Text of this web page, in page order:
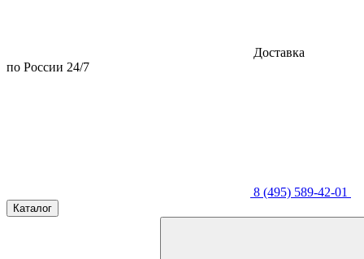
Доставка
по России 24/7
8 (495) 589-42-01
Каталог